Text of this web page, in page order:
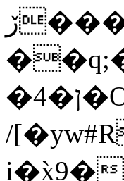
ڒ���n����%J^�}
/
i�x̀9�